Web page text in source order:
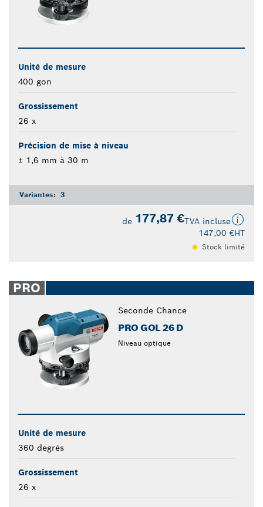
Unité de mesure
400 gon
Grossissement
26 x
Précision de mise à niveau
± 1,6 mm à 30 m
Variantes: 3
de 177,87 €TVA incluse
147,00 €HT
Stock limité
PRO
Seconde Chance
PRO GOL 26 D
Niveau optique
Unité de mesure
360 degrés
Grossissement
26 x